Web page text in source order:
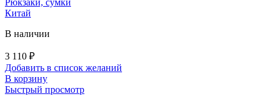
Рюкзаки, сумки
Китай
В наличии
3 110 ₽
Добавить в список желаний
В корзину
Быстрый просмотр